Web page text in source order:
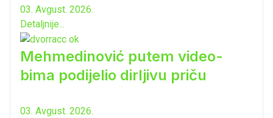
03. Avgust. 2026.
Detaljnije...
Mehmedinović putem video-
bima podijelio dirljivu priču
03. Avgust. 2026.